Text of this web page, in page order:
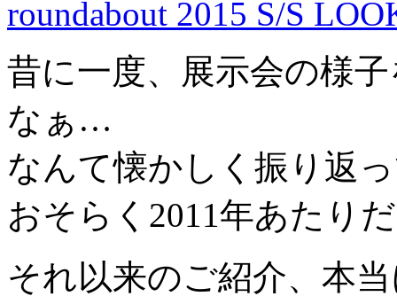
roundabout 2015 S/S
昔に一度、展示会の様
なぁ…
なんて懐かしく振り返
おそらく2011年あたり
それ以来のご紹介、本